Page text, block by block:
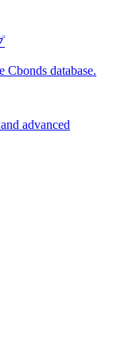
Cbonds database.
advanced